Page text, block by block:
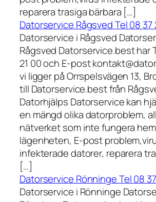
reparera trasiga bärbara […]
Datorservice Rågsved Tel 08 37
Datorservice i Rågsved
Rågsved Datorservice.best har
21 00 och E-post
vi ligger på Orrspelsvägen 13,
till Datorservice.best från
Datorhjälps Datorservice kan
en mängd olika datorproblem,
nätverket som inte fungera
lägenheten, E-post
infekterade datorer, reparera
[…]
Datorservice Rönninge Tel 08
Datorservice i Rönninge